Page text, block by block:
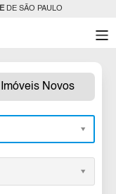
DE SÃO PAULO
Imóveis Novos